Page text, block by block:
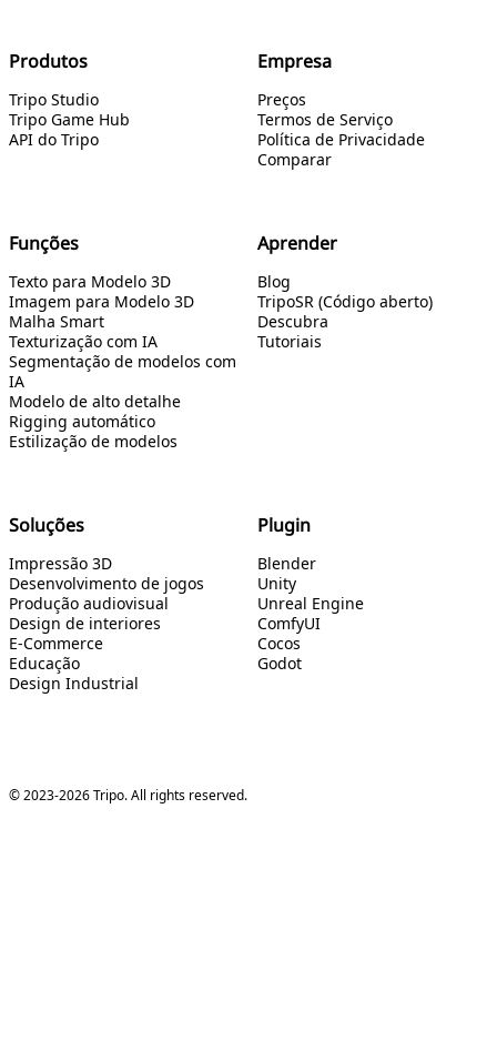
Produtos
Tripo Studio
Tripo Game Hub
API do Tripo
Empresa
Preços
Termos de Serviço
Política de Privacidade
Comparar
Funções
Texto para Modelo 3D
Imagem para Modelo 3D
Malha Smart
Texturização com IA
Segmentação de modelos com
IA
Modelo de alto detalhe
Rigging automático
Estilização de modelos
Aprender
Blog
TripoSR (Código aberto)
Descubra
Tutoriais
Soluções
Impressão 3D
Desenvolvimento de jogos
Produção audiovisual
Design de interiores
E-Commerce
Educação
Design Industrial
Plugin
Blender
Unity
Unreal Engine
ComfyUI
Cocos
Godot
© 2023-2026 Tripo. All rights reserved.